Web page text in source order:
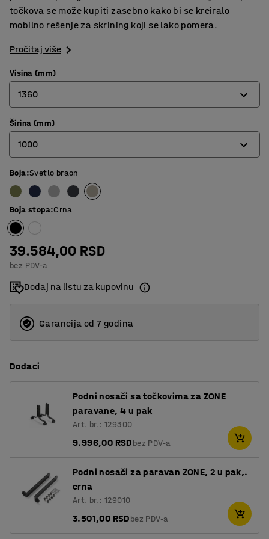
točkova se može kupiti zasebno kako bi se kreiralo
mobilno rešenje za skrining koji se lako pomera.
Pročitaj više
Visina (mm)
1360
1360
1700
Širina (mm)
1000
800
1000
Boja:Svetlo braon
Boja stopa:Crna
39.584,00 RSD
bez PDV-a
Dodaj na listu za kupovinu
Garancija od 7 godina
Dodaci
Podni nosači sa točkovima za ZONE
paravane, 4 u pak
Art. br.: 129300
9.996,00 RSDbez PDV-a
Podni nosači za paravan ZONE, 2 u pak,.
crna
Art. br.: 129010
3.501,00 RSDbez PDV-a